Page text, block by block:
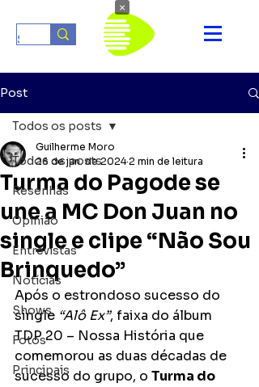
Post
Todos os posts
Resenhas
Opinião
Entrevistas
Notícias
Shows
Fotos
Principais
Todos os posts
Turma do Pagode se
une a MC Don Juan no
single e clipe “Não Sou
Brinquedo”
Guilherme Moro
26 de jan. de 2024 2 min de leitura
Após o estrondoso sucesso do
single “Alô Ex”, faixa do álbum
TDP 20 – Nossa História que
comemorou as duas décadas de
sucesso do grupo, o Turma do
×